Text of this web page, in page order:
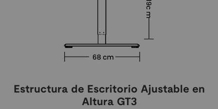
Estructura de Escritorio Ajustable en
Altura GT3